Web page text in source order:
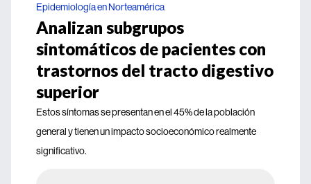
Epidemiología en Norteamérica
Analizan subgrupos
sintomáticos de pacientes con
trastornos del tracto digestivo
superior
Estos síntomas se presentan en el 45% de la población
general y tienen un impacto socioeconómico realmente
significativo.